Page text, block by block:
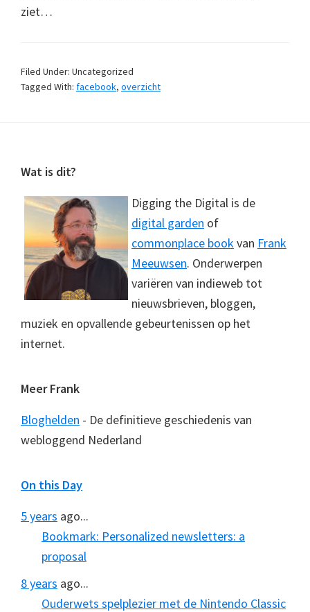
ziet…
Filed Under: Uncategorized
Tagged With: facebook, overzicht
Footer
Wat is dit?
Digging the Digital is de
digital garden of
commonplace bookvan Frank
Meeuwsen. Onderwerpen
variëren van indieweb tot
nieuwsbrieven, bloggen,
muziek en opvallende gebeurtenissen op het
internet.
Meer Frank
Bloghelden - De definitieve geschiedenis van
webloggend Nederland
On this Day
5 years ago...
Bookmark: Personalized newsletters: a
proposal
8 years ago...
Ouderwets spelplezier met de Nintendo Classic